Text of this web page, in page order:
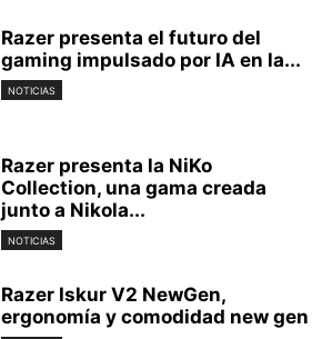
Razer presenta el futuro del
gaming impulsado por IA en la...
NOTICIAS
Razer presenta la NiKo
Collection, una gama creada
junto a Nikola...
NOTICIAS
Razer Iskur V2 NewGen,
ergonomía y comodidad new gen